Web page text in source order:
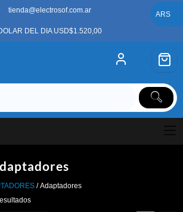
tienda@electrosof.com.ar
DEL DIA USD$1.520,00
/ Adaptadores
Ordenado
ARS